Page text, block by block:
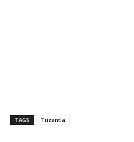
TAGS Tuzantla